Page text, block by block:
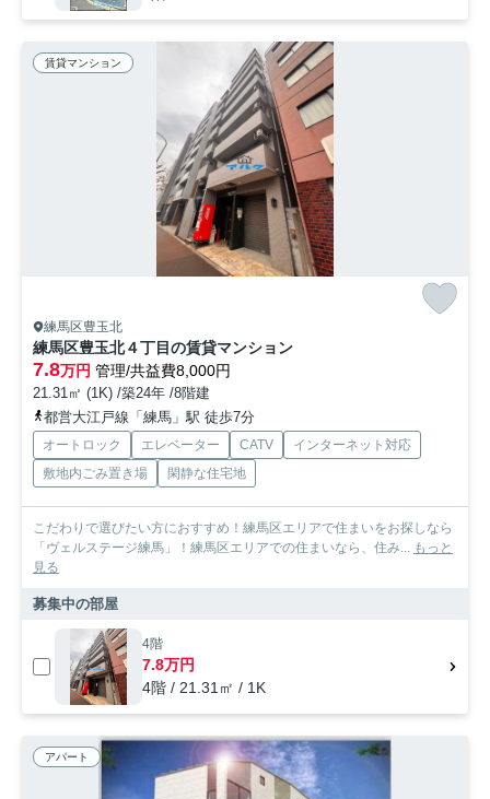
賃貸マンション
練馬区豊玉北
練馬区豊玉北４丁目の賃貸マンション
7.8万円 管理/共益費8,000円
21.31㎡ (1K) /築24年 /8階建
都営大江戸線「練馬」駅 徒歩7分
オートロック エレベーター CATV
インターネット対応
敷地内ごみ置き場
閑静な住宅地
こだわりで選びたい方におすすめ！練馬区エリアで住まいをお探しなら
「ヴェルステージ練馬」！練馬区エリアでの住まいなら、住み... もっと
見る
募集中の部屋
4階
7.8万円
4階 / 21.31㎡ / 1K
アパート